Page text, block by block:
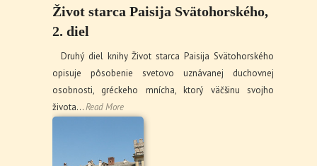
Život starca Paisija Svätohorského,
2. diel
Druhý diel knihy Život starca Paisija Svätohorského
opisuje pôsobenie svetovo uznávanej duchovnej
osobnosti, gréckeho mnícha, ktorý väčšinu svojho
života…Read More